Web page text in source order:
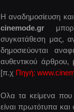
Η αναδημοσίευση
cinemode.gr
συγκατάθεση μας,
δημοσιεύονται
αυθεντικού
[π.χ Πηγή:
Ολα τα κείμενα που
είναι πρωτότυπα και